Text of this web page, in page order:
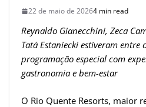
22 de maio de 20264 min read
Reynaldo Gianecchini, Zeca
Tatá Estaniecki estiveram entre
programação especial com
gastronomia e bem-estar
O Rio Quente Resorts, maior